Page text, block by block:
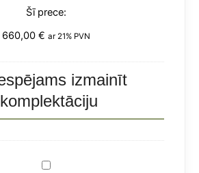
220
1,5
cm
-
limeņi
660,00 € ar 21% PVN
izmainīt
Kurtuve